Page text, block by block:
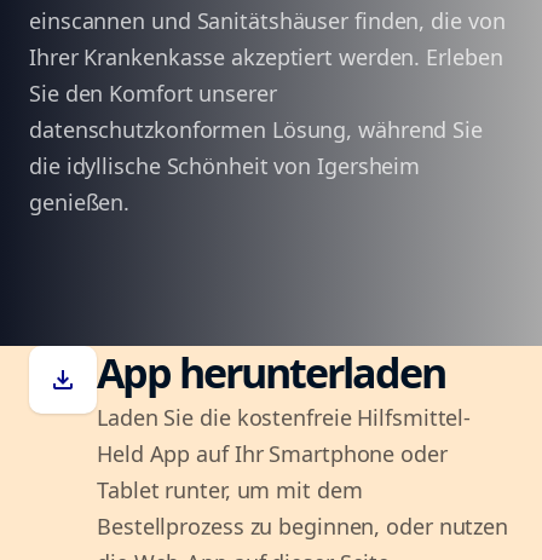
einscannen und Sanitätshäuser finden, die von
Ihrer Krankenkasse akzeptiert werden. Erleben
Sie den Komfort unserer
datenschutzkonformen Lösung, während Sie
die idyllische Schönheit von Igersheim
genießen.
download App herunterladen
Laden Sie die kostenfreie Hilfsmittel-
Held App auf Ihr Smartphone oder
Tablet runter, um mit dem
Bestellprozess zu beginnen, oder nutzen